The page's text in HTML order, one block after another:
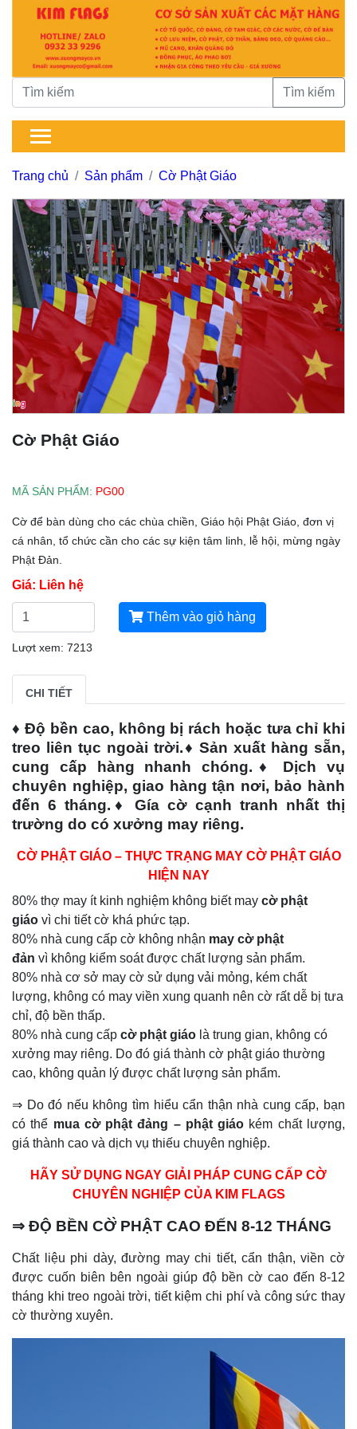
Tìm kiếm
Trang chủ Sản phẩm Cờ Phật Giáo
Cờ Phật Giáo
MÃ SẢN PHẨM: PG00
Cờ để bàn dùng cho các chùa chiền, Giáo hội Phật Giáo, đơn vị
cá nhân, tổ chức cần cho các sự kiện tâm linh, lễ hội, mừng ngày
Phật Đản.
Giá: Liên hệ
Thêm vào giỏ hàng
Lượt xem: 7213
CHI TIẾT
♦ Độ bền cao, không bị rách hoặc tưa chỉ khi
treo liên tục ngoài trời.♦ Sản xuất hàng sẵn,
cung cấp hàng nhanh chóng.♦ Dịch vụ
chuyên nghiệp, giao hàng tận nơi, bảo hành
đến 6 tháng.♦ Gía cờ cạnh tranh nhất thị
trường do có xưởng may riêng.
CỜ PHẬT GIÁO – THỰC TRẠNG MAY CỜ PHẬT GIÁO
HIỆN NAY
80% thợ may ít kinh nghiệm không biết may cờ phật
giáo vì chi tiết cờ khá phức tạp.
80% nhà cung cấp cờ không nhận may cờ phật
đản vì không kiểm soát được chất lượng sản phẩm.
80% nhà cơ sở may cờ sử dụng vải mỏng, kém chất
lượng, không có may viền xung quanh nên cờ rất dễ bị tưa
chỉ, độ bền thấp.
80% nhà cung cấp cờ phật giáo là trung gian, không có
xưởng may riêng. Do đó giá thành cờ phật giáo thường
cao, không quản lý được chất lượng sản phẩm.
⇒ Do đó nếu không tìm hiểu cẩn thận nhà cung cấp, bạn
có thể mua cờ phật đảng – phật giáo kém chất lượng,
giá thành cao và dịch vụ thiếu chuyên nghiệp.
HÃY SỬ DỤNG NGAY GIẢI PHÁP CUNG CẤP CỜ
CHUYÊN NGHIỆP CỦA KIM FLAGS
⇒ ĐÔ ̣ BỀN CỜ̀ PHẬT CAO ĐẾN 8-12 THÁNG
Chất liệu phi dày, đường may chi tiết, cẩn thận, viền cờ
được cuốn biên bên ngoài giúp độ bền cờ cao đến 8-12
tháng khi treo ngoài trời, tiết kiệm chi phí và công sức thay
cờ thường xuyên.